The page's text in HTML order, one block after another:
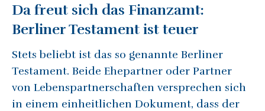
Da freut sich das Finanzamt:
Berliner Testament ist teuer
Stets beliebt ist das so genannte Berliner
Testament. Beide Ehepartner oder Partner
von Lebenspartnerschaften versprechen sich
in einem einheitlichen Dokument, dass der